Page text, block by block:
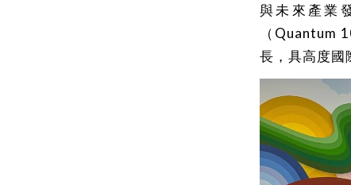
與未來產業
（Quantum
長，具高度國